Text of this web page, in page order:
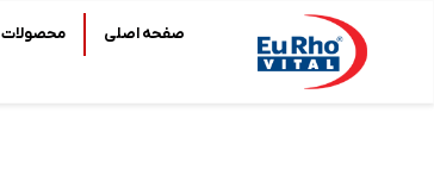
صفحه اصلی محصولات